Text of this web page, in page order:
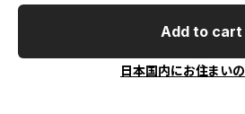
Add to cart
日本国内にお住まい